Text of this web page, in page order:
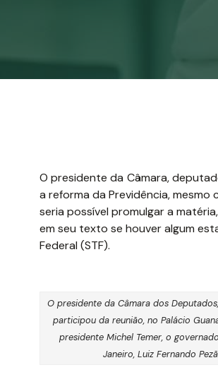
O presidente da Câmara,
a reforma da Previdência,
seria possível promulgar a
em seu texto se houver algum
Federal (STF).
O presidente da Câmara dos
participou da reunião, no Palácio
presidente Michel Temer, o
Janeiro, Luiz Fernando